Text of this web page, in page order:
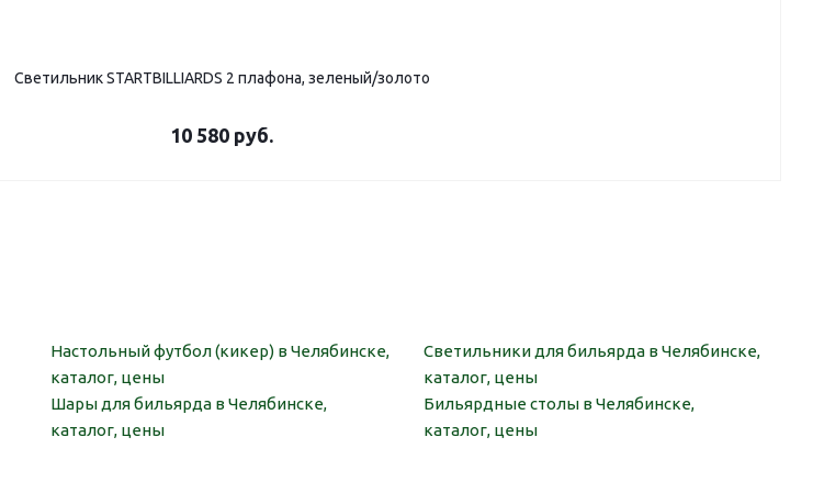
Светильник STARTBILLIARDS 2 плафона, зеленый/золото
10 580 руб.
Настольный футбол (кикер) в Челябинске,
каталог, цены
Светильники для бильярда в Челябинске,
каталог, цены
Шары для бильярда в Челябинске,
каталог, цены
Бильярдные столы в Челябинске,
каталог, цены